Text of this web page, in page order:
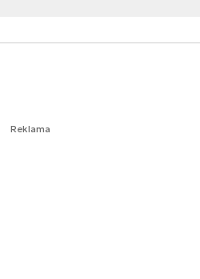
Reklama